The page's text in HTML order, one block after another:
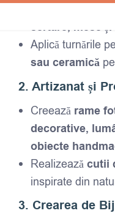
pieselor de
sertare, mese
Aplică turnările
sau ceramică
2. Artizanat și
Creează rame
decorative,
obiecte
Realizează cutii
inspirate din
3. Crearea de